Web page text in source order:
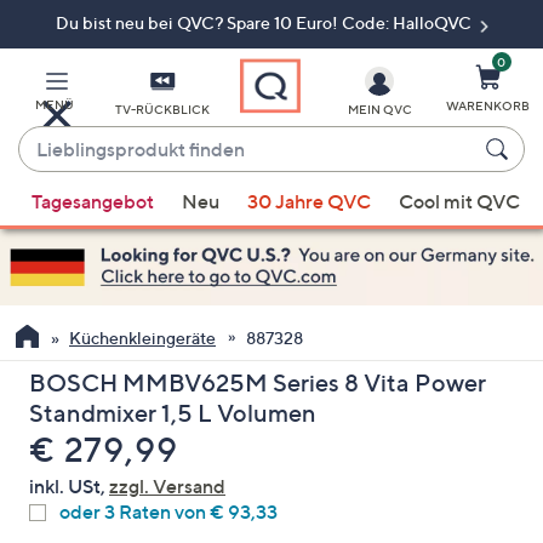
Du bist neu bei QVC? Spare 10 Euro! Code: HalloQVC
MENÜ TV-RÜCKBLICK
Lieblingsprodukt
finden
Vorschläge
verfügbar
sind,
verwenden
Sie
die
Pfeiltasten
nach
oben
und
nach
MEIN QVC
0
WARENKORB
Tagesangebot Neu 30 Jahre QVC Cool mit QVC
Küchenkleingeräte 887328
BOSCH MMBV625M Series 8 Vita Power
Standmixer 1,5 L Volumen
Gelöscht
€ 279,99
inkl. USt, zzgl. Versand
oder 3 Raten von € 93,33